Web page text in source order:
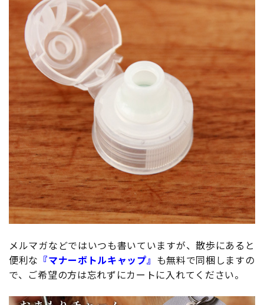
メルマガなどではいつも書いていますが、散歩にあると
便利な 『マナーボトルキャップ』 も無料で同梱しますの
で、ご希望の方は忘れずにカートに入れてください。